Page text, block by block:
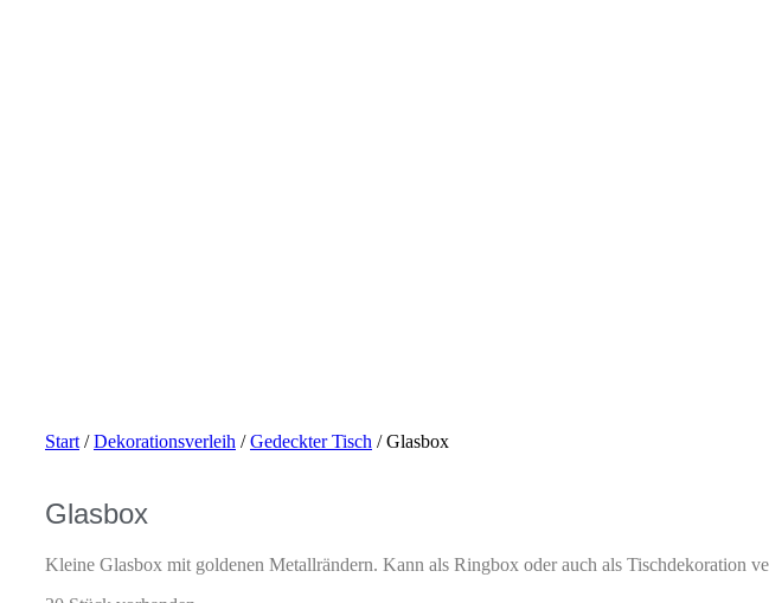
Start /Dekorationsverleih /Gedeckter Tisch / Glasbox
Glasbox
Kleine Glasbox mit goldenen Metallrändern. Kann als Ringbox oder auch als Tischdekoration